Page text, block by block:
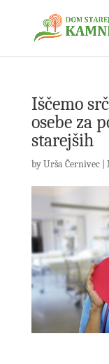
Iščemo
osebe za
starejših
byUrša Černivec|